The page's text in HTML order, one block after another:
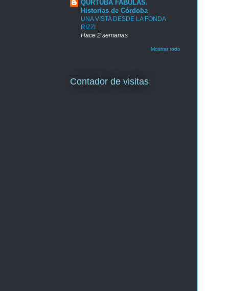
QURTUBA FABULAS.
Historias de Córdoba
UNA VISTA DESDE LA FONDA
RIZZI
Hace 2 semanas
Mostrar todo
Contador de visitas